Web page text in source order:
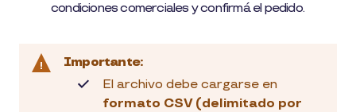
condiciones comerciales y confirmá el pedido.
Importante:
El archivo debe cargarse en
formato CSV (delimitado por